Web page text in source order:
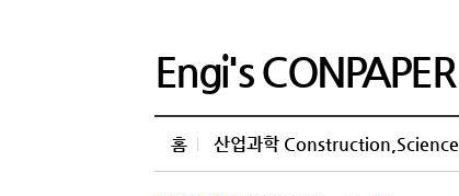
Engi's CONPAPER
홈 산업과학 Construction,Science